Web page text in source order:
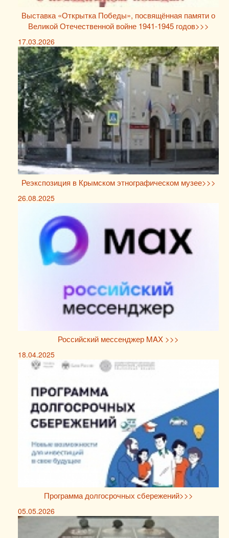
Выставка «Открытка Победы», посвящённая памяти о
Великой Отечественной войне 1941-1945 годов>>>
17.03.2026
Реэкспозиция в Крымском этнографическом музее>>>
26.08.2025
Российский мессенджер MAX >>>
18.04.2025
Программа долгосрочных сбережений>>>
05.05.2026